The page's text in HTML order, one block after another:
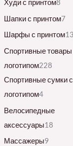
Худи с принтом8
Шапки с принтом7
Шарфы с принтом13
Спортивные товары
логотипом228
Спортивные сумки с
логотипом4
Велосипедные
аксессуары18
Массажеры9